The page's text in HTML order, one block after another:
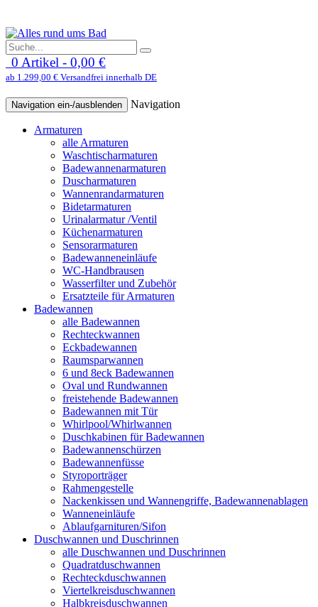
0 Artikel - 0,00 €
ab 1.299,00 € Versandfrei innerhalb DE
Navigation ein-/ausblenden Navigation
Armaturen
alle Armaturen
Waschtischarmaturen
Badewannenarmaturen
Duscharmaturen
Wannenrandarmaturen
Bidetarmaturen
Urinalarmatur /Ventil
Küchenarmaturen
Sensorarmaturen
Badewanneneinläufe
WC-Handbrausen
Wasserfilter und Zubehör
Ersatzteile für Armaturen
Badewannen
alle Badewannen
Rechteckwannen
Eckbadewannen
Raumsparwannen
6 und 8eck Badewannen
Oval und Rundwannen
freistehende Badewannen
Badewannen mit Tür
Whirlpool/Whirlwannen
Duschkabinen für Badewannen
Badewannenschürzen
Badewannenfüsse
Styroporträger
Rahmengestelle
Nackenkissen und Wannengriffe, Badewannenablagen
Wanneneinläufe
Ablaufgarnituren/Sifon
Duschwannen und Duschrinnen
alle Duschwannen und Duschrinnen
Quadratduschwannen
Rechteckduschwannen
Viertelkreisduschwannen
Halbkreisduschwannen